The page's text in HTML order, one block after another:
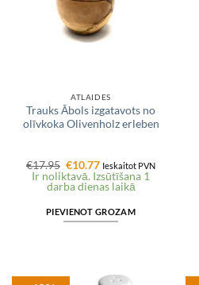
ATLAIDES
Trauks Ābols izgatavots no
olīvkoka Olivenholz erleben
€17.95 Original
price
was:
€10.77Current
price
is:
Ieskaitot PVN
Ir noliktavā. Izsūtīšana 1
darba dienas laikā
PIEVIENOT GROZAM